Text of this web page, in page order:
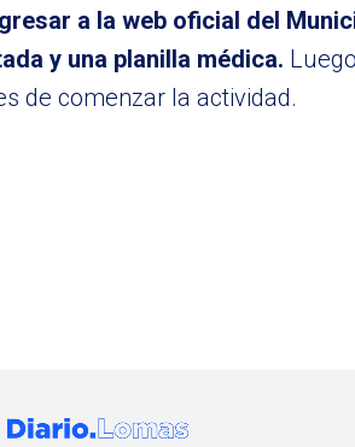
a la web oficial del
y una planilla médica.
de comenzar la actividad.